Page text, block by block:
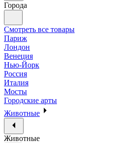
Города
Смотреть все товары
Париж
Лондон
Венеция
Нью-Йорк
Россия
Италия
Мосты
Городские арты
Животные
Животные